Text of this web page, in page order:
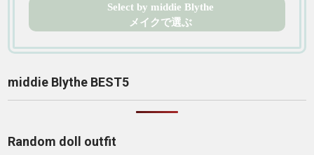
Select by middie Blythe
メイクで選ぶ
middie Blythe BEST5
Random doll outfit